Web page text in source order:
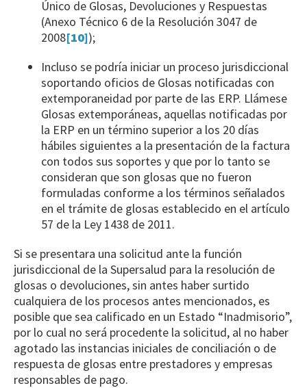
Único de Glosas, Devoluciones y Respuestas
(Anexo Técnico 6 de la Resolución 3047 de
2008[10]);
Incluso se podría iniciar un proceso jurisdiccional
soportando oficios de Glosas notificadas con
extemporaneidad por parte de las ERP. Llámese
Glosas extemporáneas, aquellas notificadas por
la ERP en un término superior a los 20 días
hábiles siguientes a la presentación de la factura
con todos sus soportes y que por lo tanto se
consideran que son glosas que no fueron
formuladas conforme a los términos señalados
en el trámite de glosas establecido en el artículo
57 de la Ley 1438 de 2011.
Si se presentara una solicitud ante la función
jurisdiccional de la Supersalud para la resolución de
glosas o devoluciones, sin antes haber surtido
cualquiera de los procesos antes mencionados, es
posible que sea calificado en un Estado “Inadmisorio”,
por lo cual no será procedente la solicitud, al no haber
agotado las instancias iniciales de conciliación o de
respuesta de glosas entre prestadores y empresas
responsables de pago.